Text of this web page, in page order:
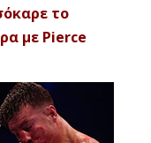
το
με Pierce